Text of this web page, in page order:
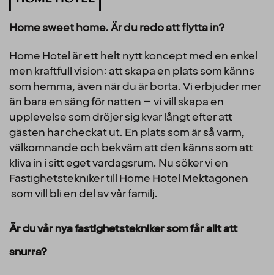
Home sweet home. Är du redo att flytta in?
Home Hotel är ett helt nytt koncept med en enkel
men kraftfull vision: att skapa en plats som känns
som hemma, även när du är borta. Vi erbjuder mer
än bara en säng för natten – vi vill skapa en
upplevelse som dröjer sig kvar långt efter att
gästen har checkat ut. En plats som är så varm,
välkomnande och bekväm att den känns som att
kliva in i sitt eget vardagsrum. Nu söker vi en
Fastighetstekniker till Home Hotel Mektagonen
som vill bli en del av vår familj.
Är du vår nya fastighetstekniker som får allt att
snurra?